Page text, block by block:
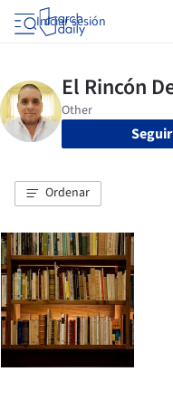
Iniciar sesión
Seguir
Ordenar